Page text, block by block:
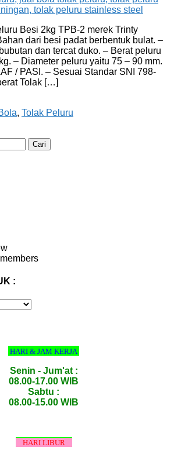
Besi 2kg TPB-2 merek Trinty
dari besi padat berbentuk bulat. –
dan tercat duko. – Berat peluru
– Diameter peluru yaitu 75 – 90 mm.
/ PASI. – Sesuai Standar SNI 798-
Tolak […]
, Tolak Peluru
:
HARI & JAM KERJA
Senin - Jum'at :
08.00-17.00 WIB
Sabtu :
08.00-15.00 WIB
HARI LIBUR